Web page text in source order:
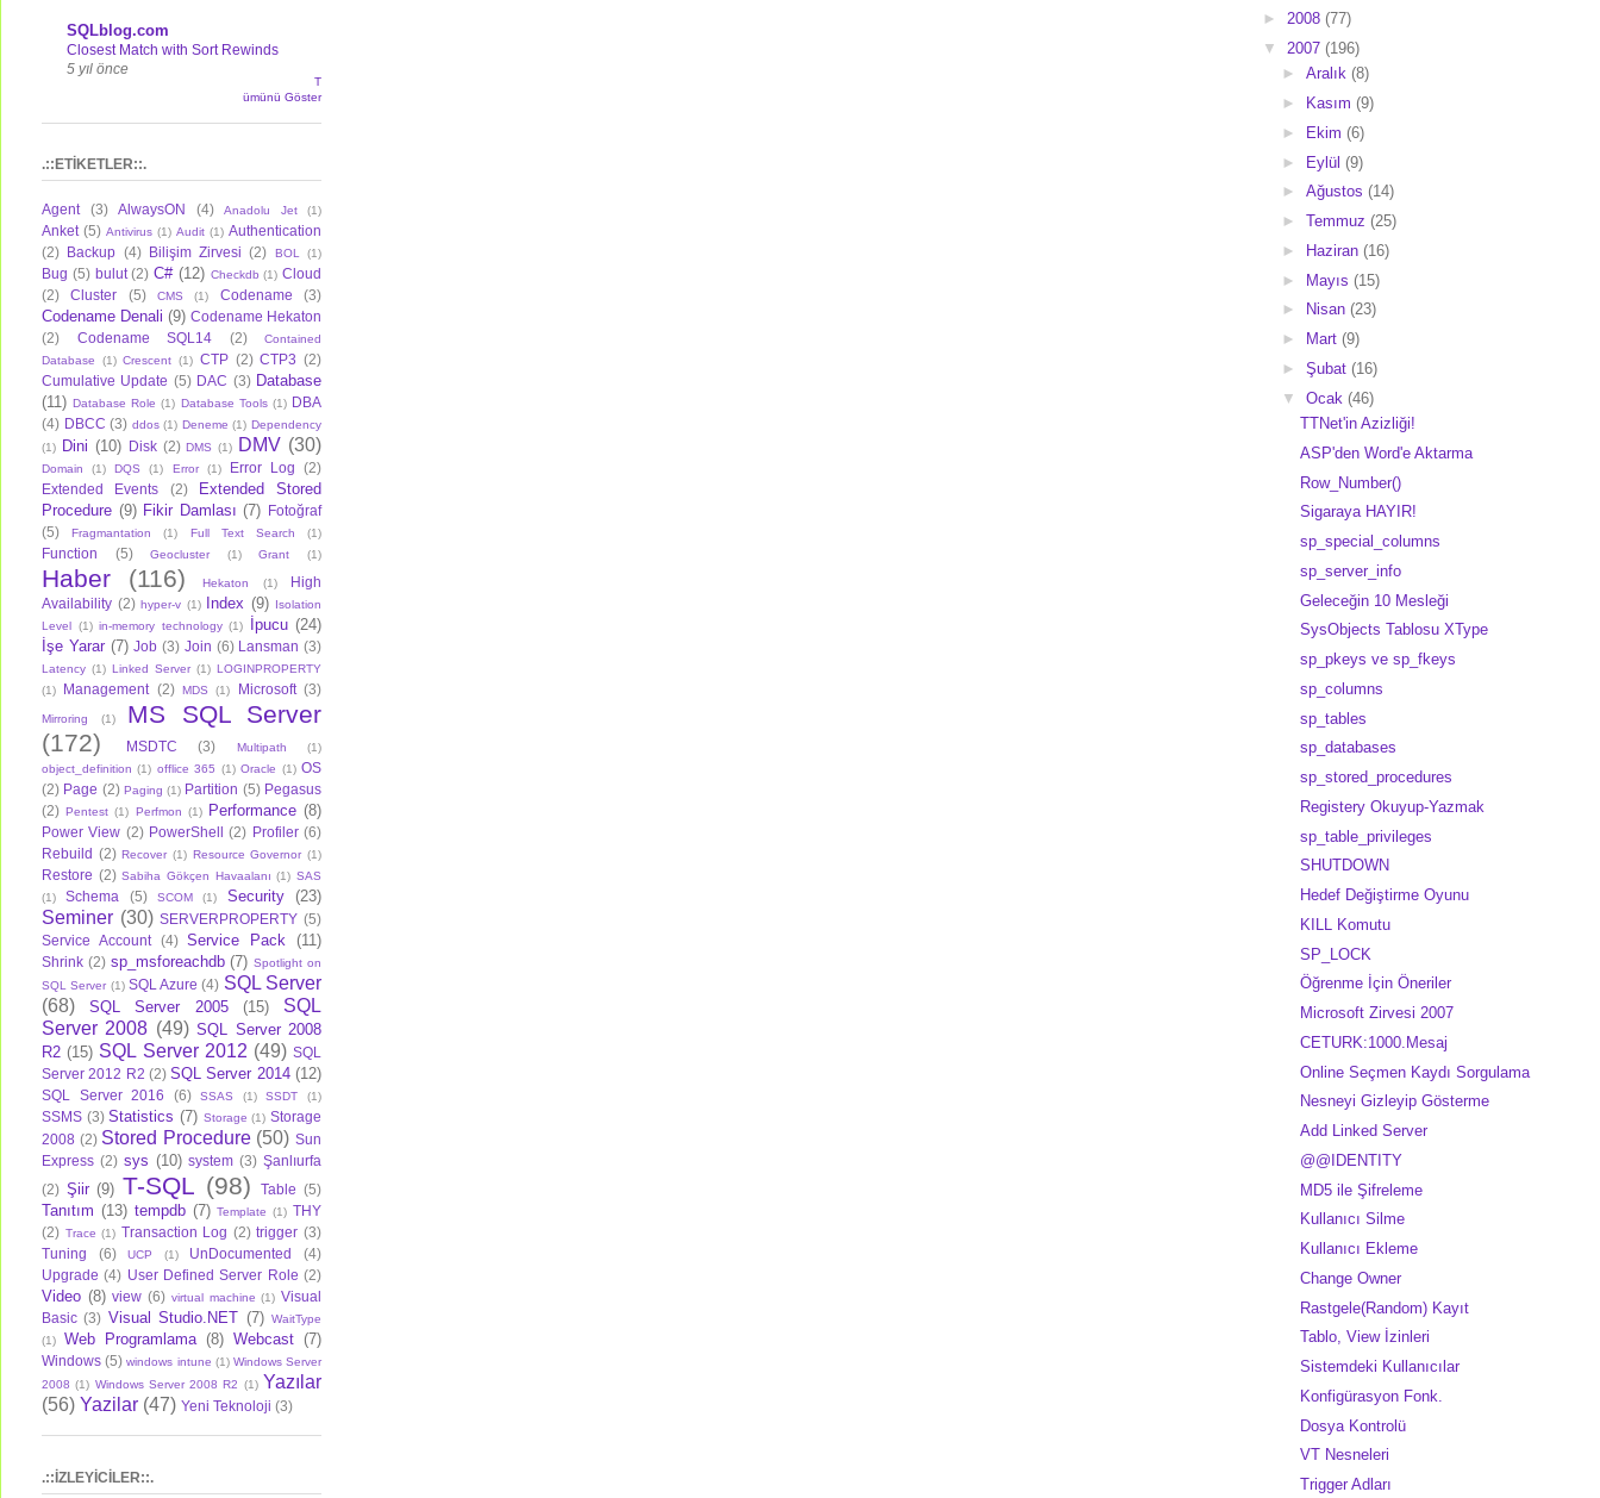
SQLblog.com
Closest Match with Sort Rewinds
5 yıl önce
T
ümünü Göster
.::ETİKETLER::.
Agent (3) AlwaysON (4) Anadolu Jet (1)
Anket (5) Antivirus (1) Audit (1) Authentication
(2)
Backup (4) Bilişim Zirvesi (2) BOL (1)
Bug (5) bulut (2) C# (12) Checkdb (1) Cloud
(2)
Cluster (5) CMS (1) Codename (3)
Codename Denali (9) Codename Hekaton
(2)
Codename SQL14 (2)
Contained
Database
(1) Crescent (1) CTP (2) CTP3 (2)
Cumulative Update (5) DAC (3) Database
(11) Database Role (1) Database Tools (1) DBA
(4) DBCC (3) ddos (1) Deneme (1) Dependency
(1)
Dini (10) Disk (2) DMS (1) DMV (30)
Domain (1) DQS (1) Error (1) Error Log
(2)
Extended Events
(2)
Extended Stored
Procedure (9) Fikir Damlası (7)
Fotoğraf
(5)
Fragmantation (1) Full Text Search (1)
Function (5) Geocluster (1) Grant (1)
Haber (116) Hekaton (1)
High
Availability (2) hyper-v (1) Index (9)
Isolation
Level
(1) in-memory technology (1) İpucu (24)
İşe Yarar (7) Job (3) Join (6) Lansman (3)
Latency (1) Linked Server (1) LOGINPROPERTY
(1)
Management (2) MDS (1) Microsoft (3)
Mirroring (1)
MS SQL Server
(172)
MSDTC (3) Multipath
(1)
object_definition (1) offlice 365 (1) Oracle (1) OS
(2) Page (2) Paging (1) Partition (5) Pegasus
(2) Pentest (1) Perfmon (1) Performance (8)
Power View (2) PowerShell (2) Profiler (6)
Rebuild (2) Recover (1) Resource Governor (1)
Restore (2) Sabiha Gökçen Havaalanı (1) SAS
(1)
Schema (5) SCOM (1) Security (23)
Seminer (30) SERVERPROPERTY (5)
Service Account
(4) Service Pack (11)
Shrink (2) sp_msforeachdb (7) Spotlight on
SQL Server (1) SQL Azure (4) SQL Server
(68)
SQL Server 2005 (15)
SQL
Server 2008 (49) SQL Server 2008
R2 (15) SQL Server 2012 (49) SQL
Server 2012 R2 (2) SQL Server 2014 (12)
SQL Server 2016 (6) SSAS (1) SSDT (1)
SSMS (3) Statistics (7) Storage (1) Storage
2008 (2) Stored Procedure (50) Sun
Express (2) sys (10) system (3) Şanlıurfa
(2) Şiir (9) T-SQL (98) Table (5)
Tanıtım (13) tempdb (7) Template (1) THY
(2) Trace (1) Transaction Log (2) trigger (3)
Tuning
(6) UCP (1) UnDocumented
(4)
Upgrade (4) User Defined Server Role (2)
Video (8) view (6) virtual machine (1) Visual
Basic (3) Visual Studio.NET (7) WaitType
(1)
Web Programlama (8) Webcast (7)
Windows (5) windows intune (1) Windows Server
2008 (1) Windows Server 2008 R2 (1) Yazılar
(56) Yazilar (47) Yeni Teknoloji (3)
.::İZLEYİCİLER::.
► 2008 (77)
▼ 2007 (196)
► Aralık (8)
►
Kasım (9)
►
Ekim (6)
► Eylül (9)
► Ağustos (14)
► Temmuz (25)
►
Haziran (16)
► Mayıs (15)
►
Nisan (23)
►
Mart (9)
► Şubat (16)
▼ Ocak (46)
TTNet'in Azizliği!
ASP'den Word'e Aktarma
Row_Number()
Sigaraya HAYIR!
sp_special_columns
sp_server_info
Geleceğin 10 Mesleği
SysObjects Tablosu XType
sp_pkeys ve sp_fkeys
sp_columns
sp_tables
sp_databases
sp_stored_procedures
Registery Okuyup-Yazmak
sp_table_privileges
SHUTDOWN
Hedef Değiştirme Oyunu
KILL Komutu
SP_LOCK
Öğrenme İçin Öneriler
Microsoft Zirvesi 2007
CETURK:1000.Mesaj
Online Seçmen Kaydı Sorgulama
Nesneyi Gizleyip Gösterme
Add Linked Server
@@IDENTITY
MD5 ile Şifreleme
Kullanıcı Silme
Kullanıcı Ekleme
Change Owner
Rastgele(Random) Kayıt
Tablo, View İzinleri
Sistemdeki Kullanıcılar
Konfigürasyon Fonk.
Dosya Kontrolü
VT Nesneleri
Trigger Adları